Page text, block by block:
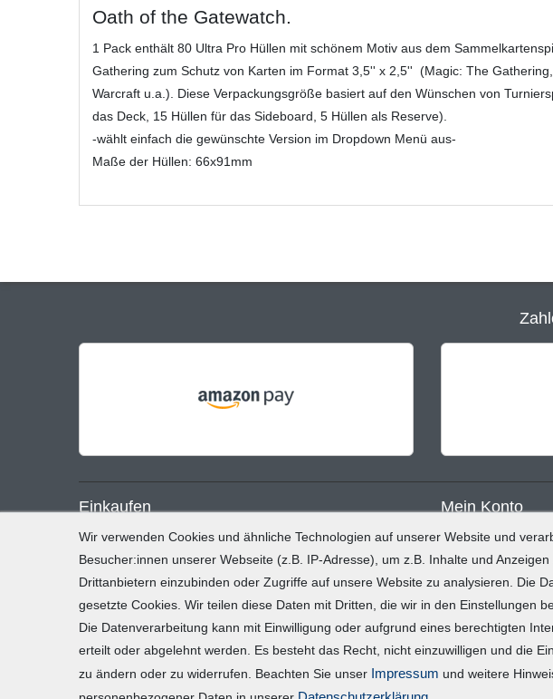
Oath of the Gatewatch.
1 Pack enthält 80 Ultra Pro Hüllen mit schönem Motiv aus dem
Gathering zum Schutz von Karten im Format 3,5'' x 2,5'' (Magic: The
Warcraft u.a.). Diese Verpackungsgröße basiert auf den Wünschen von
das Deck, 15 Hüllen für das Sideboard, 5 Hüllen als Reserve).
-wählt einfach die gewünschte Version im Dropdown Menü aus-
Maße der Hüllen: 66x91mm
Einkaufen
Zahlung und Versand
Widerrufsrecht
Warenkorb
Zur Kasse
Mein Konto
Registrieren
Login
Vertrag
Wir verwenden Cookies und ähnliche Technologien auf unserer Website und
Besucher:innen unserer Webseite (z.B. IP-Adresse), um z.B. Inhalte und
Drittanbietern einzubinden oder Zugriffe auf unsere Website zu analysieren. Die
gesetzte Cookies. Wir teilen diese Daten mit Dritten, die wir in den Einstellungen
Die Datenverarbeitung kann mit Einwilligung oder aufgrund eines berechtigten
erteilt oder abgelehnt werden. Es besteht das Recht, nicht einzuwilligen und die
zu ändern oder zu widerrufen. Beachten Sie unser Impressum und weitere